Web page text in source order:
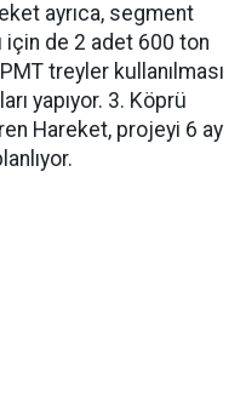
ayrıca, segment
için de 2 adet 600 ton
treyler kullanılması
yapıyor. 3. Köprü
Hareket, projeyi 6 ay